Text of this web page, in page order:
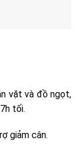
vặt và đồ ngọt,
tối.
giảm cân.